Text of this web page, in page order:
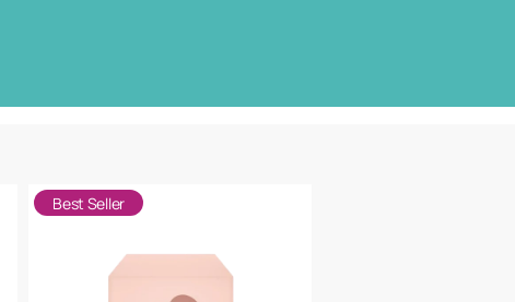
Best Seller